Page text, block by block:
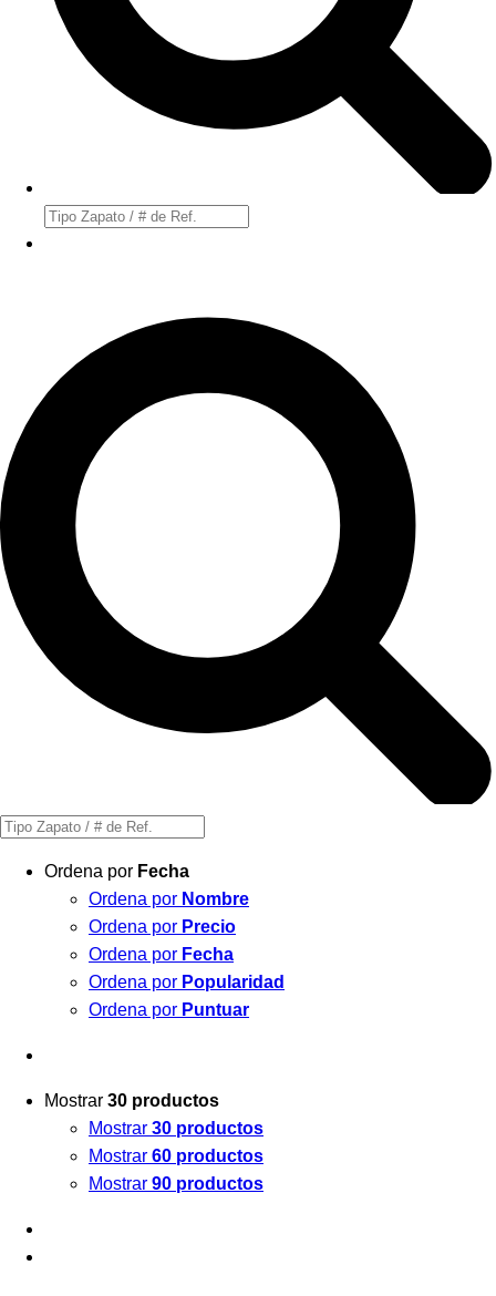
Búsqueda
Búsqueda
productosOrdena por Fecha
Ordena por Nombre
Ordena por Precio
Ordena por Fecha
Ordena por Popularidad
Ordena por Puntuar
Mostrar 30 productos
Mostrar 30 productos
Mostrar 60 productos
Mostrar 90 productos